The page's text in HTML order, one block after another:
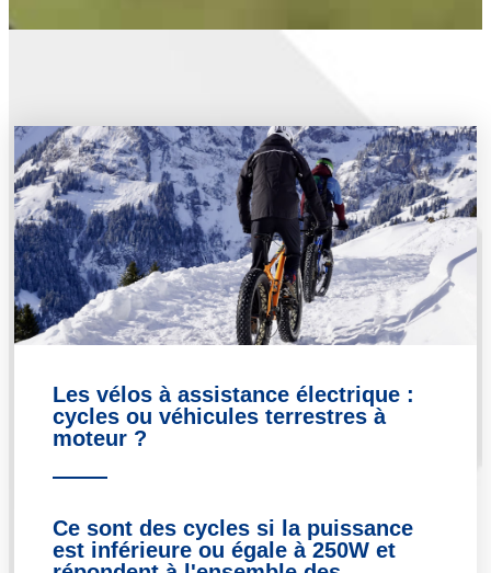
Les vélos à assistance électrique :
cycles ou véhicules terrestres à
moteur ?
Ce sont des cycles si la puissance
est inférieure ou égale à 250W et